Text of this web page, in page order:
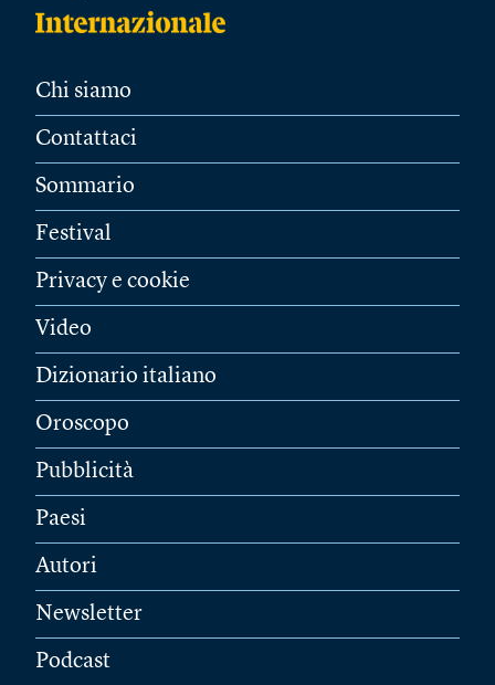
Chi siamo
Contattaci
Sommario
Festival
Privacy e cookie
Video
Dizionario italiano
Oroscopo
Pubblicità
Paesi
Autori
Newsletter
Podcast